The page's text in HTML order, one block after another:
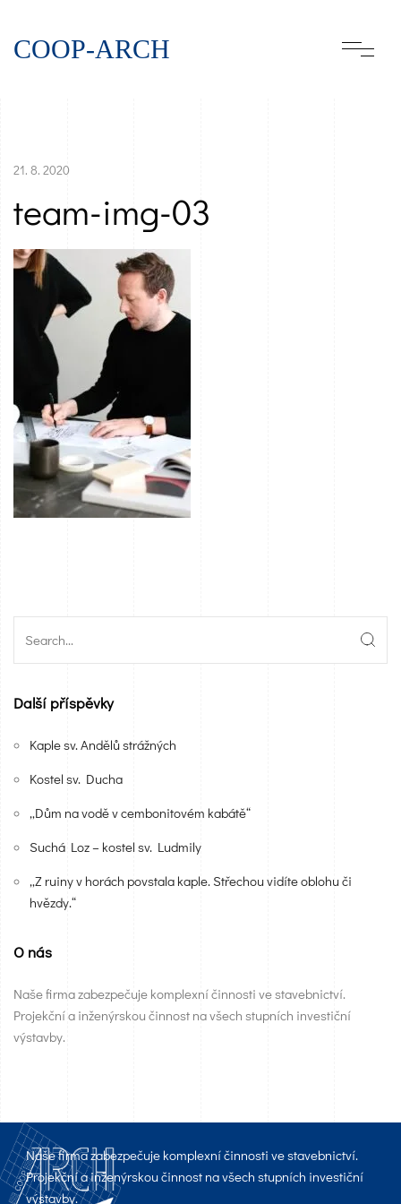
COOP-ARCH
21. 8. 2020
team-img-03
Další příspěvky
Kaple sv. Andělů strážných
Kostel sv. Ducha
„Dům na vodě v cembonitovém kabátě“
Suchá Loz – kostel sv. Ludmily
„Z ruiny v horách povstala kaple. Střechou vidíte oblohu či
hvězdy.“
O nás
Naše firma zabezpečuje komplexní činnosti ve stavebnictví.
Projekční a inženýrskou činnost na všech stupních investiční
výstavby.
Naše firma zabezpečuje komplexní činnosti ve stavebnictví.
Projekční a inženýrskou činnost na všech stupních investiční
výstavby.